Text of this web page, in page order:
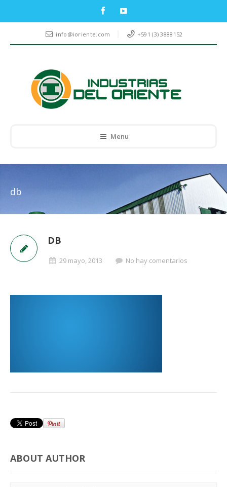
info@ioriente.com +591 (3) 3888152
Menu
db
DB
29 mayo, 2013 No hay comentarios
ABOUT AUTHOR